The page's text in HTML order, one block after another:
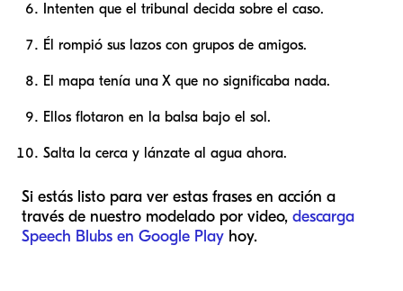
Intenten que el tribunal decida sobre el caso.
Él rompió sus lazos con grupos de amigos.
El mapa tenía una X que no significaba nada.
Ellos flotaron en la balsa bajo el sol.
Salta la cerca y lánzate al agua ahora.
Si estás listo para ver estas frases en acción a
través de nuestro modelado por video, descarga
Speech Blubs en Google Play hoy.